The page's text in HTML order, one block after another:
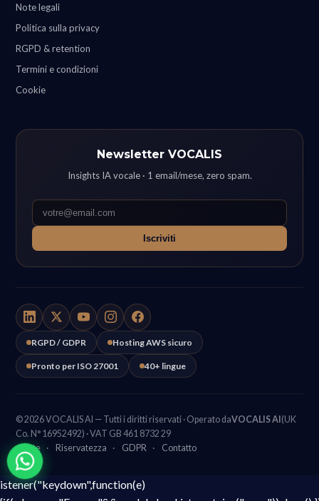
Note legali
Politica sulla privacy
RGPD & retention
Termini e condizioni
Cookie
Newsletter VOCALIS
Insights IA vocale · 1 email/mese, zero spam.
Iscriviti
RGPD / GDPR Hosting AWS sicuro
Pronto per ISO 27001 40+ lingue
© 2026 VOCALIS AI — Tutti i diritti riservati · Operato daVOCALIS AI(UK
Co. N° 16952492) · VAT GB 461 8732 29
Note · Riservatezza · GDPR · Contatto
istener("keydown",function(e)